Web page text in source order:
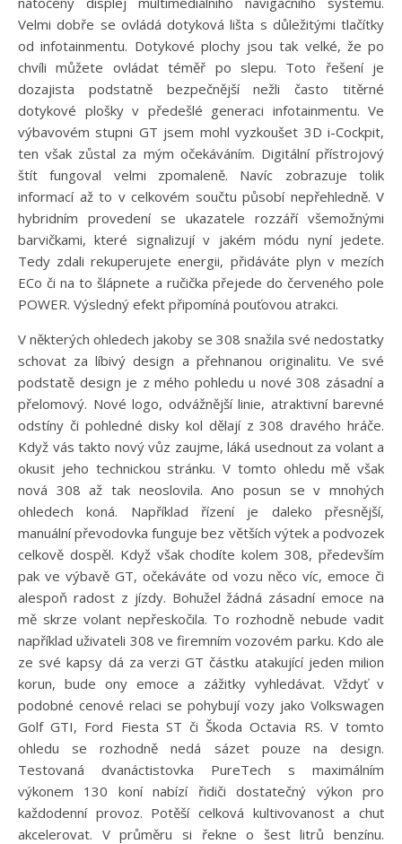
Velmi dobře se ovládá dotyková lišta s důležitými tlačítky
od infotainmentu. Dotykové plochy jsou tak velké, že po
chvíli můžete ovládat téměř po slepu. Toto řešení je
dozajista podstatně bezpečnější nežli často titěrné
dotykové plošky v předešlé generaci infotainmentu. Ve
výbavovém stupni GT jsem mohl vyzkoušet 3D i-Cockpit,
ten však zůstal za mým očekáváním. Digitální přístrojový
štít fungoval velmi zpomaleně. Navíc zobrazuje tolik
informací až to v celkovém součtu působí nepřehledně. V
hybridním provedení se ukazatele rozzáří všemožnými
barvičkami, které signalizují v jakém módu nyní jedete.
Tedy zdali rekuperujete energii, přidáváte plyn v mezích
ECo či na to šlápnete a ručička přejede do červeného pole
POWER. Výsledný efekt připomíná pouťovou atrakci.
V některých ohledech jakoby se 308 snažila své nedostatky
schovat za líbivý design a přehnanou originalitu. Ve své
podstatě design je z mého pohledu u nové 308 zásadní a
přelomový. Nové logo, odvážnější linie, atraktivní barevné
odstíny či pohledné disky kol dělají z 308 dravého hráče.
Když vás takto nový vůz zaujme, láká usednout za volant a
okusit jeho technickou stránku. V tomto ohledu mě však
nová 308 až tak neoslovila. Ano posun se v mnohých
ohledech koná. Například řízení je daleko přesnější,
manuální převodovka funguje bez větších výtek a podvozek
celkově dospěl. Když však chodíte kolem 308, především
pak ve výbavě GT, očekáváte od vozu něco víc, emoce či
alespoň radost z jízdy. Bohužel žádná zásadní emoce na
mě skrze volant nepřeskočila. To rozhodně nebude vadit
například uživateli 308 ve firemním vozovém parku. Kdo ale
ze své kapsy dá za verzi GT částku atakující jeden milion
korun, bude ony emoce a zážitky vyhledávat. Vždyť v
podobné cenové relaci se pohybují vozy jako Volkswagen
Golf GTI, Ford Fiesta ST či Škoda Octavia RS. V tomto
ohledu se rozhodně nedá sázet pouze na design.
Testovaná dvanáctistovka PureTech s maximálním
výkonem 130 koní nabízí řidiči dostatečný výkon pro
každodenní provoz. Potěší celková kultivovanost a chuť
akcelerovat. V průměru si řekne o šest litrů benzínu.